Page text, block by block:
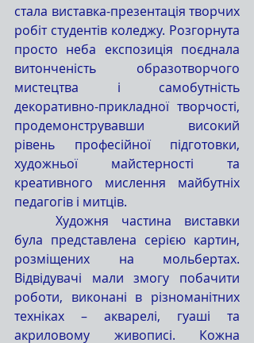
стала виставка-презентація творчих
робіт студентів коледжу. Розгорнута
просто неба експозиція поєднала
витонченість образотворчого
мистецтва і самобутність
декоративно-прикладної творчості,
продемонструвавши високий
рівень професійної підготовки,
художньої майстерності та
креативного мислення майбутніх
педагогів і митців.
була представлена серією картин,
розміщених на мольбертах.
Відвідувачі мали змогу побачити
роботи, виконані в різноманітних
техніках – акварелі, гуаші та
акриловому живописі. Кожна